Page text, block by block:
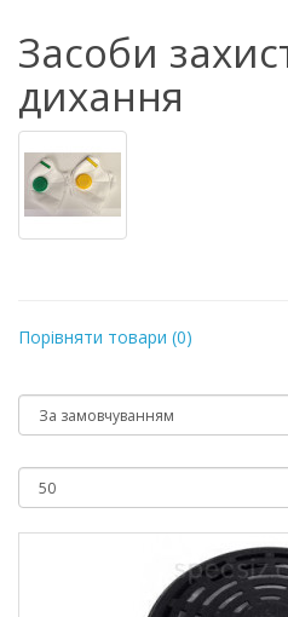
Засоби
дихання
Порівняти товари (0)